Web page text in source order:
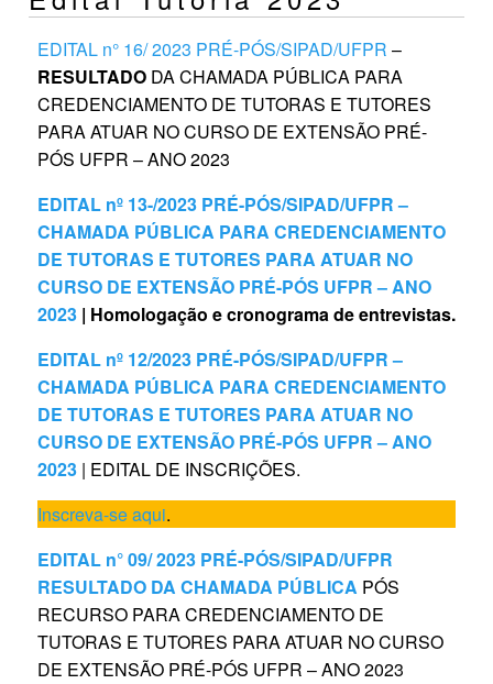
EDITAL n° 16/ 2023 PRÉ-PÓS/SIPAD/UFPR –
RESULTADO DA CHAMADA PÚBLICA PARA
CREDENCIAMENTO DE TUTORAS E TUTORES
PARA ATUAR NO CURSO DE EXTENSÃO PRÉ-
PÓS UFPR – ANO 2023
EDITAL nº 13-/2023 PRÉ-PÓS/SIPAD/UFPR –
CHAMADA PÚBLICA PARA CREDENCIAMENTO
DE TUTORAS E TUTORES PARA ATUAR NO
CURSO DE EXTENSÃO PRÉ-PÓS UFPR – ANO
2023 | Homologação e cronograma de entrevistas.
EDITAL nº 12/2023 PRÉ-PÓS/SIPAD/UFPR –
CHAMADA PÚBLICA PARA CREDENCIAMENTO
DE TUTORAS E TUTORES PARA ATUAR NO
CURSO DE EXTENSÃO PRÉ-PÓS UFPR – ANO
2023 | EDITAL DE INSCRIÇÕES.
Inscreva-se aqui.
EDITAL n° 09/ 2023 PRÉ-PÓS/SIPAD/UFPR
RESULTADO DA CHAMADA PÚBLICA PÓS
RECURSO PARA CREDENCIAMENTO DE
TUTORAS E TUTORES PARA ATUAR NO CURSO
DE EXTENSÃO PRÉ-PÓS UFPR – ANO 2023